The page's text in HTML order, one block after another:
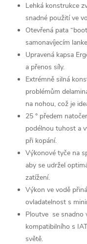
Lehká konstrukce
snadné použití ve
Otevřená pata
samonavíjecím
Upravená kapsa
a přenos síly.
Extrémně silná
problémům
na nohou, což je
25 ° předem
podélnou tuhost a
při kopání.
Výkonové tyče na
aby se udržel
zatížení.
Výkon ve vodě
ovladatelnost s
Ploutve se snadno
kompatibilního s
světě.